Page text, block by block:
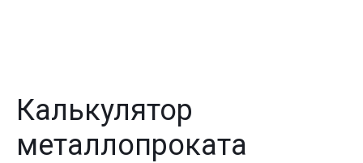
Калькулятор
металлопроката